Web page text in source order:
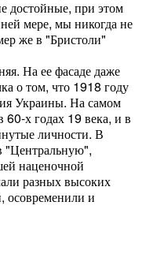
достойные, при этом
мере, мы никогда не
же в "Бристоли"
На ее фасаде даже
о том, что 1918 году
Украины. На самом
60-х годах 19 века, и в
личности. В
"Центральную",
наценочной
разных высоких
осовременили и